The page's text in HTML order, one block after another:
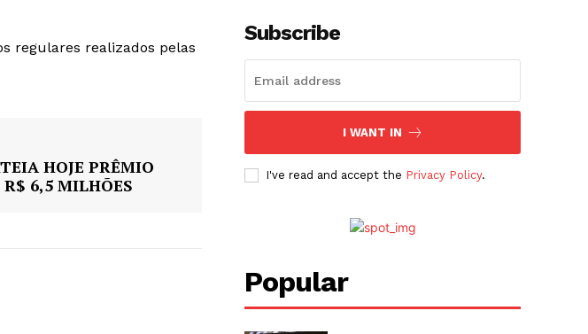
regulares realizados pelas
HOJE PRÊMIO
6,5 MILHÕES
Subscribe
I WANT IN
I've read and accept the Privacy Policy.
Popular